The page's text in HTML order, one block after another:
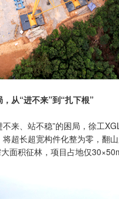
，从“进不来”到“扎下根”
来、站不稳”的困局，徐工
超长超宽构件化整为零，翻山
面积征林，项目占地仅